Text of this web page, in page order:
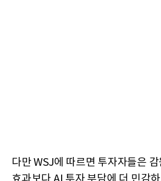
다만 WSJ에 따르면 투자자들은